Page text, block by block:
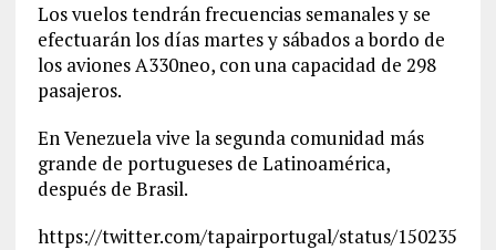
Los vuelos tendrán frecuencias semanales y se
efectuarán los días martes y sábados a bordo de
los aviones A330neo, con una capacidad de 298
pasajeros.
En Venezuela vive la segunda comunidad más
grande de portugueses de Latinoamérica,
después de Brasil.
https://twitter.com/tapairportugal/status/150235